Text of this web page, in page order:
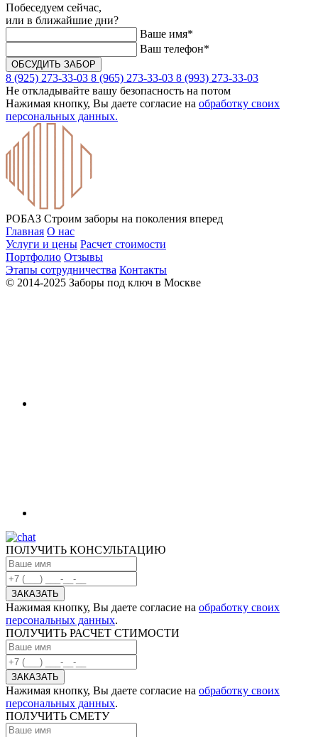
Побеседуем сейчас,
или в ближайшие дни?
Ваше имя*
Ваш телефон*
8 (925) 273-33-03 8 (965) 273-33-03 8 (993) 273-33-03
Не откладывайте вашу безопасность на потом
Нажимая кнопку, Вы даете согласие на обработку своих
персональных данных.
РОБАЗ Строим заборы на поколения вперед
Главная О нас
Услуги и цены Расчет стоимости
Портфолио Отзывы
Этапы сотрудничества Контакты
© 2014-2025 Заборы под ключ в Москве
ПОЛУЧИТЬ КОНСУЛЬТАЦИЮ
Нажимая кнопку, Вы даете согласие на обработку своих
персональных данных.
ПОЛУЧИТЬ РАСЧЕТ СТИМОСТИ
Нажимая кнопку, Вы даете согласие на обработку своих
персональных данных.
ПОЛУЧИТЬ СМЕТУ